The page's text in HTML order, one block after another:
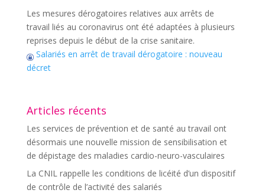
Les mesures dérogatoires relatives aux arrêts de
travail liés au coronavirus ont été adaptées à plusieurs
reprises depuis le début de la crise sanitaire.
Salariés en arrêt de travail dérogatoire : nouveau
décret
Articles récents
Les services de prévention et de santé au travail ont
désormais une nouvelle mission de sensibilisation et
de dépistage des maladies cardio-neuro-vasculaires
La CNIL rappelle les conditions de licéité d’un dispositif
de contrôle de l’activité des salariés